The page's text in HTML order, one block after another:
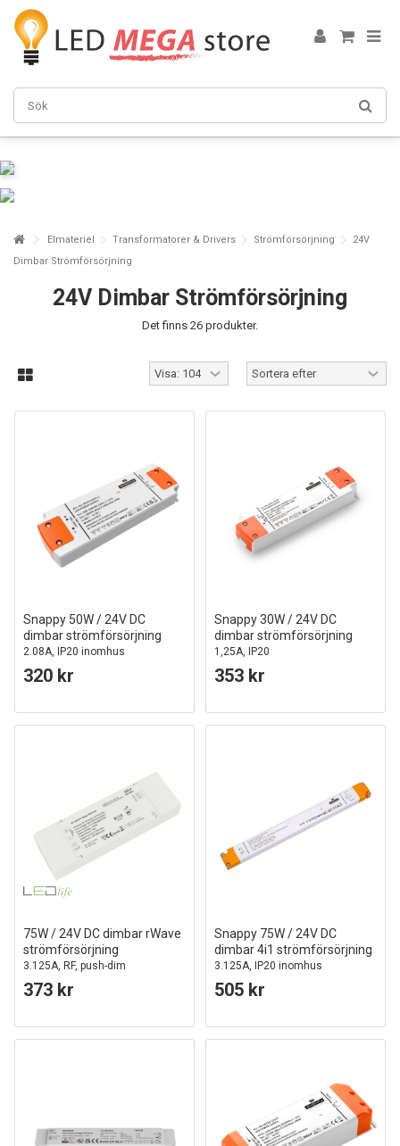
Elmateriel Transformatorer & Drivers Strömförsörjning
24V
Dimbar Strömförsörjning
24V Dimbar Strömförsörjning
Det finns 26 produkter.
Snappy 50W / 24V DC
dimbar strömförsörjning
2.08A, IP20 inomhus
320 kr
Snappy 30W / 24V DC
dimbar strömförsörjning
1,25A, IP20
353 kr
75W / 24V DC dimbar rWave
strömförsörjning
3.125A, RF, push-dim
373 kr
Snappy 75W / 24V DC
dimbar 4i1 strömförsörjning
3.125A, IP20 inomhus
505 kr